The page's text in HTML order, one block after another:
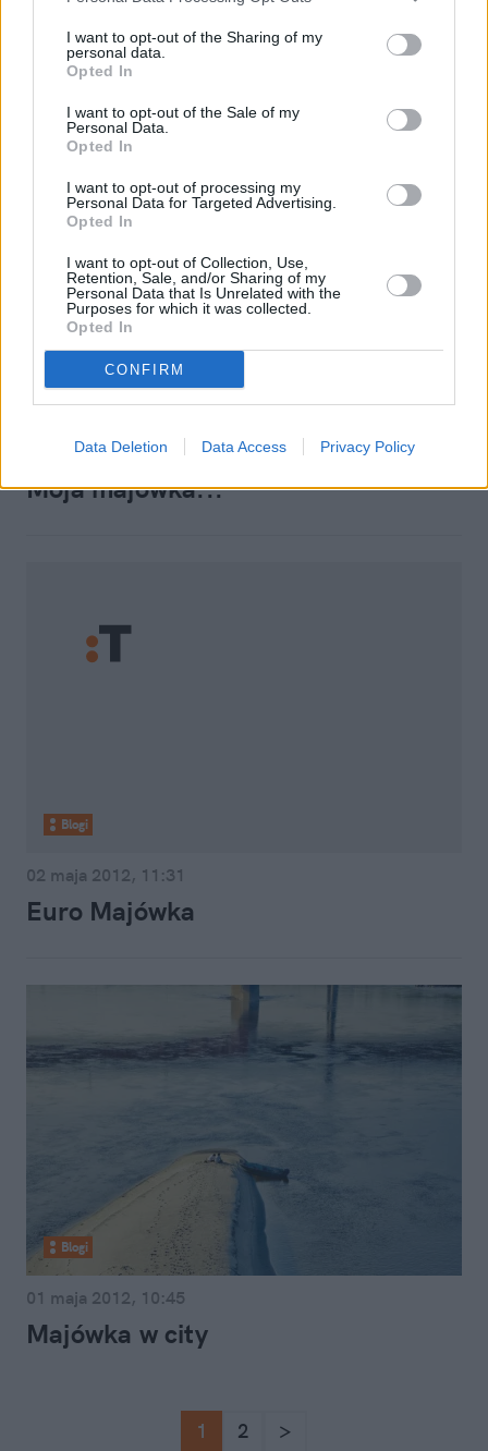
I want to opt-out of the Sharing of my
personal data.
Opted In
I want to opt-out of the Sale of my
Personal Data.
Opted In
I want to opt-out of processing my
Personal Data for Targeted Advertising.
Opted In
I want to opt-out of Collection, Use,
Retention, Sale, and/or Sharing of my
Personal Data that Is Unrelated with the
Purposes for which it was collected.
Opted In
CONFIRM
Data Deletion Data Access Privacy Policy
04 maja 2012, 23:31
Majówka!
Blogi
03 maja 2012, 15:17
Moja majówka...
Blogi
02 maja 2012, 11:31
Euro Majówka
Blogi
01 maja 2012, 10:45
Majówka w city
1 2 >